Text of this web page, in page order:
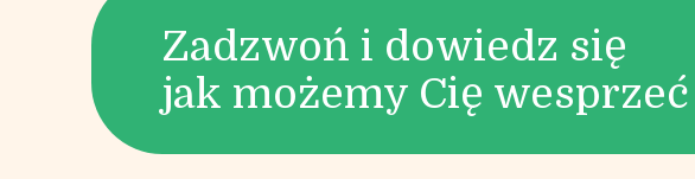
Zadzwoń i dowiedz się
jak możemy Cię wesprzeć